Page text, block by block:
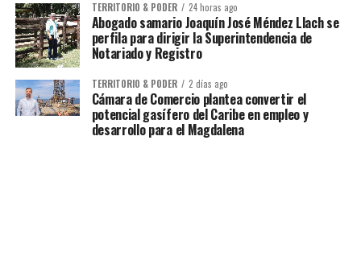
TERRITORIO & PODER 24 horas ago
Abogado samario Joaquín José Méndez Llach se
perfila para dirigir la Superintendencia de
Notariado y Registro
TERRITORIO & PODER 2 días ago
Cámara de Comercio plantea convertir el
potencial gasífero del Caribe en empleo y
desarrollo para el Magdalena